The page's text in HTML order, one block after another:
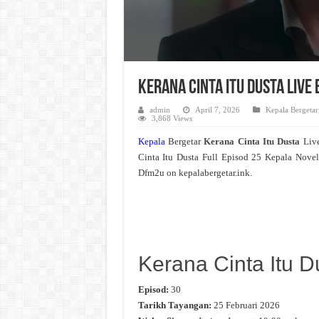
Kerana Cinta Itu Dusta Live
admin April 7, 2026 Kepala Bergetar,
3,868 Views
KepalaBergetarKerana Cinta Itu Dusta
Cinta Itu Dusta Full Episod 25 Kepala Novel
Dfm2u on kepalabergetar.ink.
Kerana Cinta Itu
Episod: 30
Tarikh Tayangan: 25 Februari 2026